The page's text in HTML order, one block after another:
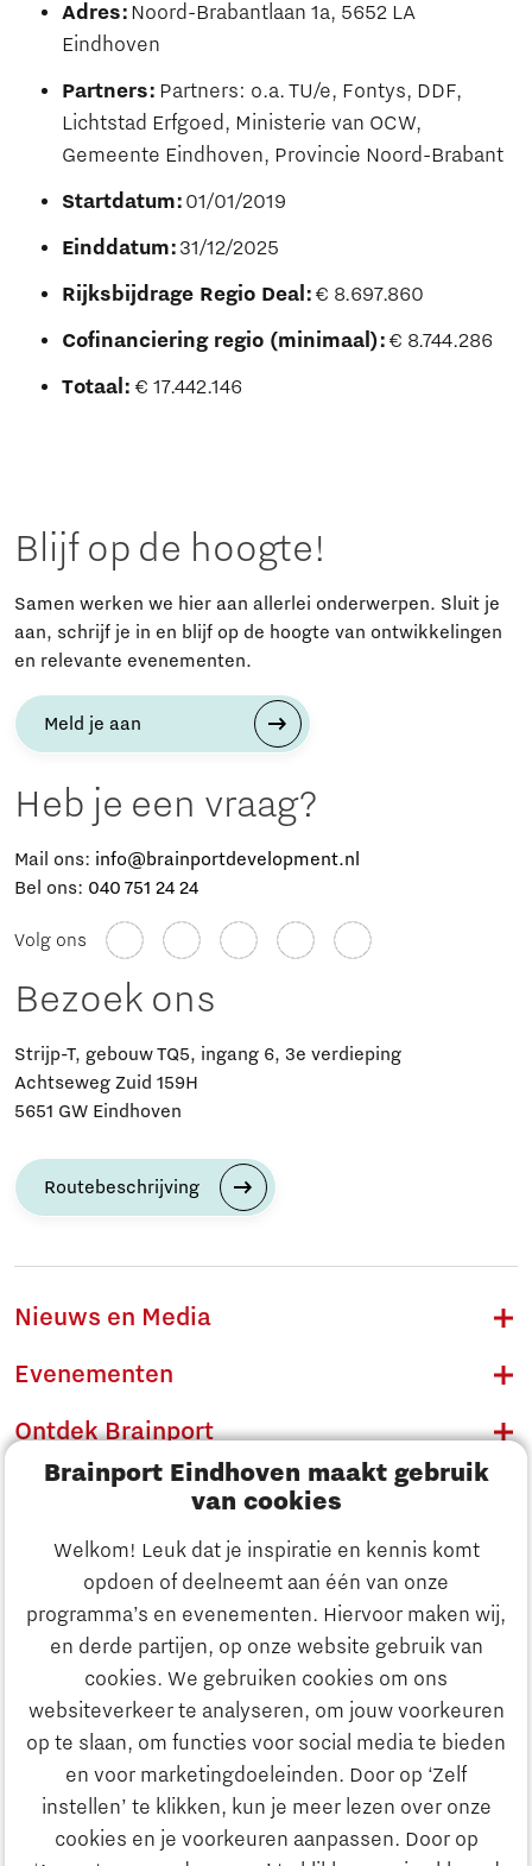
Brainport Eindhoven maakt gebruik
van cookies
Welkom! Leuk dat je inspiratie en kennis komt
opdoen of deelneemt aan één van onze
programma’s en evenementen. Hiervoor maken wij,
en derde partijen, op onze website gebruik van
cookies. We gebruiken cookies om ons
websiteverkeer te analyseren, om jouw voorkeuren
op te slaan, om functies voor social media te bieden
en voor marketingdoeleinden. Door op ‘Zelf
instellen’ te klikken, kun je meer lezen over onze
cookies en je voorkeuren aanpassen. Door op
Ontdek Brainport
Innovatie
Ondernemen
Adres: Noord-Brabantlaan 1a, 5652 LA
Eindhoven
Partners: Partners: o.a. TU/e, Fontys, DDF,
Lichtstad Erfgoed, Ministerie van OCW,
Gemeente Eindhoven, Provincie Noord-Brabant
Startdatum: 01/01/2019
Einddatum: 31/12/2025
Rijksbijdrage Regio Deal: € 8.697.860
Cofinanciering regio (minimaal): € 8.744.286
Totaal: € 17.442.146
Blijf op de hoogte!
Samen werken we hier aan allerlei onderwerpen. Sluit je
aan, schrijf je in en blijf op de hoogte van ontwikkelingen
en relevante evenementen.
Meld je aan
Heb je een vraag?
Mail ons: info@brainportdevelopment.nl
Bel ons: 040 751 24 24
Volg ons
Bezoek ons
Strijp-T, gebouw TQ5, ingang 6, 3e verdieping
Achtseweg Zuid 159H
5651 GW Eindhoven
Routebeschrijving
Nieuws en Media
Evenementen
Ontdek Brainport
Innovatie
Ondernemen
Onderwijs
Maatschappelijk
Strategie & Organisatie
Zoeken
Contact